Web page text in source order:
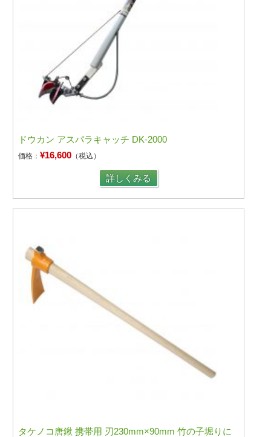
ドウカン アスパラキャッチ DK-2000
価格：¥16,600 （税込）
詳しくみる
タケノコ唐鍬 携帯用 刃230mm×90mm 竹の子堀りに